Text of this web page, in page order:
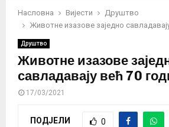
Насловна Вијести
Друштво
Животне изазове заједно
Друштво
Животне изазове
савладавају већ 70
17/03/2021
ПОДЈЕЛИ 0